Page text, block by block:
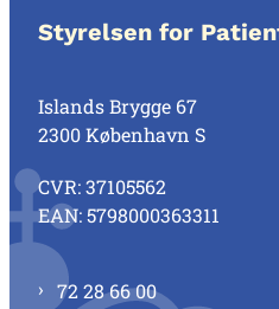
Styrelsen for
Islands Brygge 67
2300 København S
CVR: 37105562
EAN: 5798000363311
72 28 66 00